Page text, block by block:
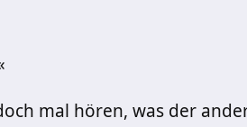
mal hören, was der